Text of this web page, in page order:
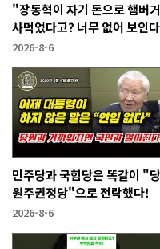
"장동혁이 자기 돈으로 햄버거
사먹었다고? 너무 없어 보인
2026-8-6
민주당과 국힘당은 똑같이 "당
원주권정당"으로 전락했다!
2026-8-6